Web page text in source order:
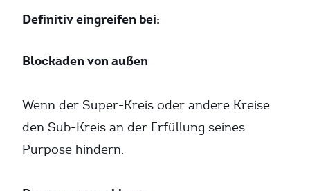
Definitiv eingreifen bei:
Blockaden von außen
Wenn der Super-Kreis oder andere Kreise
den Sub-Kreis an der Erfüllung seines
Purpose hindern.